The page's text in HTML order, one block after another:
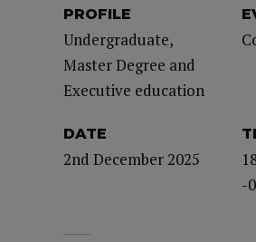
PROFILE
Undergraduate,
Master Degree and
Executive education
DATE
2nd December 2025
-